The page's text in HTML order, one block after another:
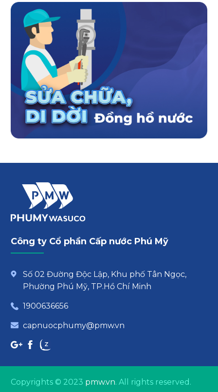
Công ty Cổ phần Cấp nước Phú Mỹ
Số 02 Đường Độc Lập, Khu phố Tân Ngọc,
Phường Phú Mỹ, TP.Hồ Chí Minh
1900636656
capnuocphumy@pmw.vn
Copyrights © 2023 pmw.vn. All rights reserved.